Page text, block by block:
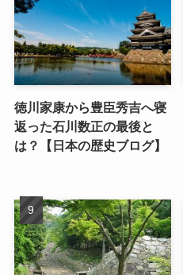
徳川家康から豊臣秀吉へ寝
返った石川数正の最後と
は？【日本の歴史ブログ】